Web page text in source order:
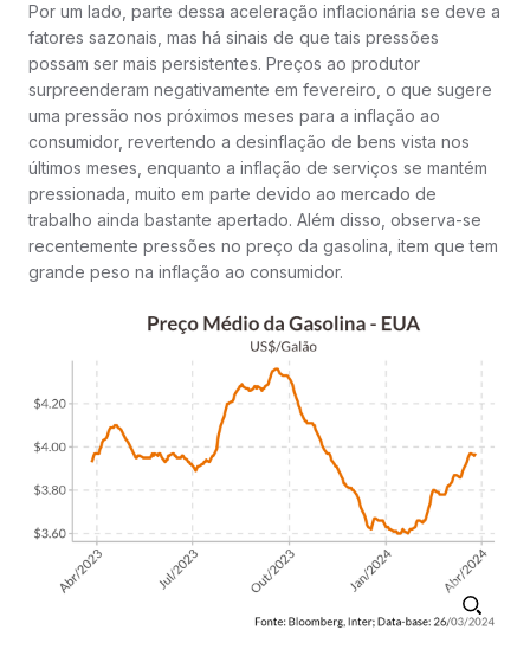
Por um lado, parte dessa aceleração inflacionária se deve a
fatores sazonais, mas há sinais de que tais pressões
possam ser mais persistentes. Preços ao produtor
surpreenderam negativamente em fevereiro, o que sugere
uma pressão nos próximos meses para a inflação ao
consumidor, revertendo a desinflação de bens vista nos
últimos meses, enquanto a inflação de serviços se mantém
pressionada, muito em parte devido ao mercado de
trabalho ainda bastante apertado. Além disso, observa-se
recentemente pressões no preço da gasolina, item que tem
grande peso na inflação ao consumidor.